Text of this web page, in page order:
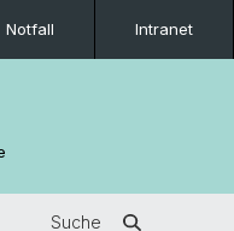
Notfall Intranet
Suche